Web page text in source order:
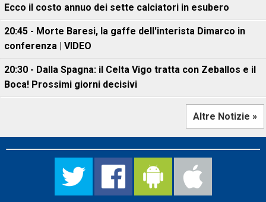
Ecco il costo annuo dei sette calciatori in esubero
20:45 - Morte Baresi, la gaffe dell'interista Dimarco in
conferenza | VIDEO
20:30 - Dalla Spagna: il Celta Vigo tratta con Zeballos e il
Boca! Prossimi giorni decisivi
Altre Notizie »